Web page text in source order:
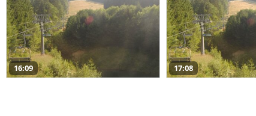
16:09 17:08